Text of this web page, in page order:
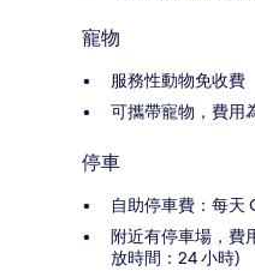
寵物
服務性動物免收費
可攜帶寵物，費用
停車
自助停車費：每天
附近有停車場，費
放時間：24 小時)